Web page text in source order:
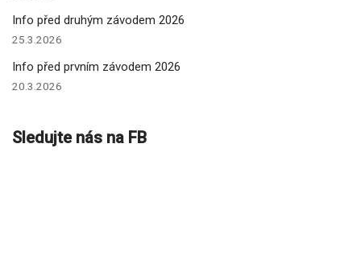
Info před druhým závodem 2026
25.3.2026
Info před prvním závodem 2026
20.3.2026
Sledujte nás na FB